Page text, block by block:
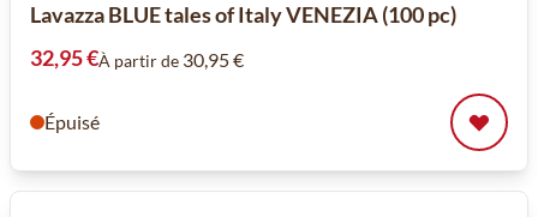
Lavazza BLUE tales of Italy VENEZIA (100 pc)
32,95 €À partir de 30,95 €
Épuisé